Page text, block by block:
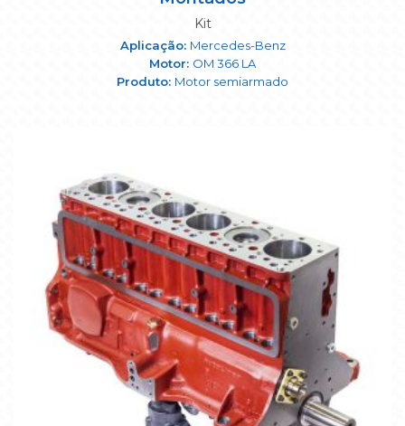
Kit
Mercedes-Benz
OM 366 LA
Motor semiarmado